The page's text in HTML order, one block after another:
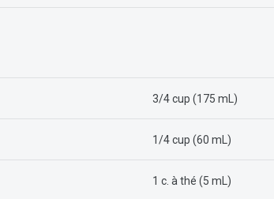
3/4 cup (175 mL)
1/4 cup (60 mL)
1 c. à thé (5 mL)